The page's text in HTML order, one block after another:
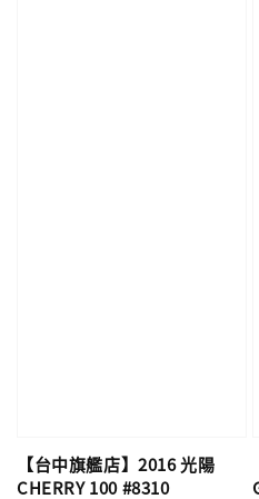
【台中旗艦店】2016 光陽
CHERRY 100 #8310